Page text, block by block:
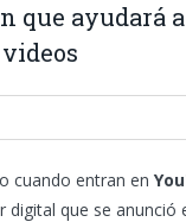
que ayudará
cuando entran en
que se